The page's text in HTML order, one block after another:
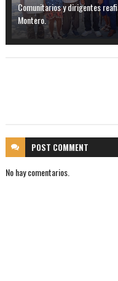
Comunitarios y dirigentes
Montero.
POST COMMENT
No hay comentarios.